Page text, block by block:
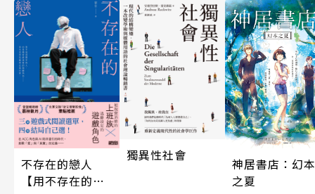
不存在的戀人
【用不存在的
獨異性社會
神居書店：幻本
之夏